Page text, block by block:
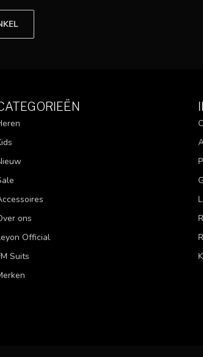
ons
Official
Suits